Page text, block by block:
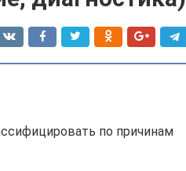
по причинам